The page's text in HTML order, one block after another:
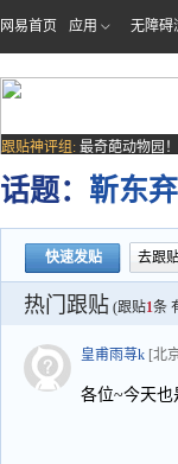
网易首页 应用 无障碍
跟贴神评组: 最奇葩动物园
场子
话题： 靳东
快速发贴 去跟
热门跟贴 (跟贴1条
皇甫雨荨k [北
各位~今天也